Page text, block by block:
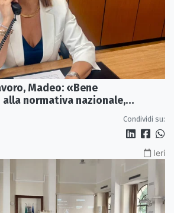
Madeo: «Bene
normativa nazionale,
Condividi su:
Ieri